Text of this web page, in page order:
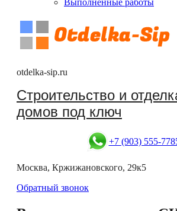
Выполненные работы
otdelka-sip.ru
Строительство и
домов под ключ
+7 (903) 555-
Москва, Кржижановского, 29к5
Обратный звонок